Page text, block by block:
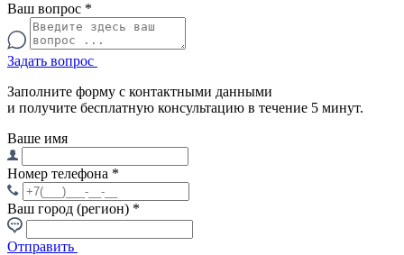
Ваш вопрос *
Задать вопрос
Заполните форму с контактными данными
и получите бесплатную консультацию в течение 5 минут.
Ваше имя
Номер телефона *
Ваш город (регион) *
Отправить